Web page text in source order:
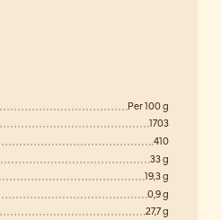
Per 100 g
1703
410
33 g
19,3 g
0,9 g
27,7 g